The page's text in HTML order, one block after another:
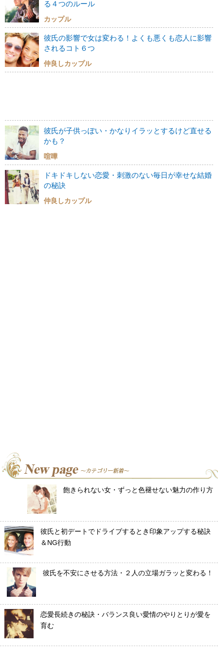
る４つのルール
カップル
彼氏の影響で女は変わる！よくも悪くも恋人に影響
されるコト６つ
仲良しカップル
彼氏が子供っぽい・かなりイラッとするけど直せる
かも？
喧嘩
ドキドキしない恋愛・刺激のない毎日が幸せな結婚
の秘訣
仲良しカップル
飽きられない女・ずっと色褪せない魅力の作り方
彼氏と初デートでドライブするとき印象アップする秘訣
＆NG行動
彼氏を不安にさせる方法・２人の立場ガラッと変わる！
恋愛長続きの秘訣・バランス良い愛情のやりとりが愛を
育む